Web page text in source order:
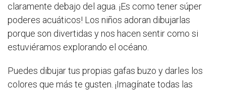
claramente debajo del agua. ¡Es como tener súper
poderes acuáticos! Los niños adoran dibujarlas
porque son divertidas y nos hacen sentir como si
estuviéramos explorando el océano.
Puedes dibujar tus propias gafas buzo y darles los
colores que más te gusten. ¡Imagínate todas las